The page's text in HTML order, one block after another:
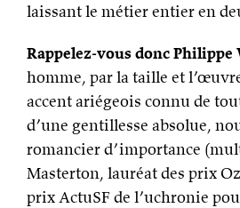
laissant le métier entier en
Rappelez-vous donc Philippe
homme, par la taille et
accent ariégeois connu de
d’une gentillesse absolue,
romancier d’importance
Masterton, lauréat des prix
prix ActuSF de l’uchronie